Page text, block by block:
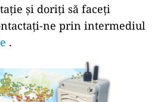
și doriți să faceți
ne prin intermediul
.